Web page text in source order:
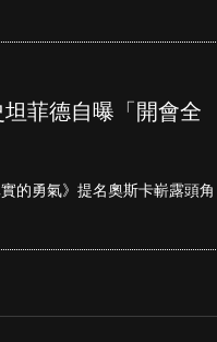
坦菲德自曝「開會全
的勇氣》提名奧斯卡嶄露頭角